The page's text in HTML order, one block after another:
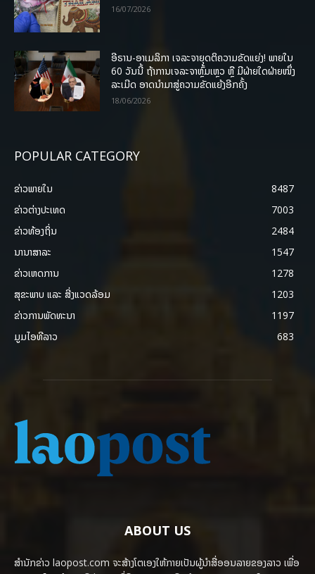
16/07/2026
ອີຣານ-ອາເມລິກາ ເຈລະຈາຍຸດຕິຄວາມຂັດແຍ່ງ! ພາຍໃນ
60 ວັນນີ້ ຖ້າການເຈລະຈາຫຼົ້ມເຫຼວ ຫຼື ມີຝ່າຍໃດຝ່າຍໜຶ່ງ
ລະເມີດ ອາດນໍາມາສູ່ຄວາມຂັດແຍ້ງອີກຄັ້ງ
18/06/2026
POPULAR CATEGORY
ຂ່າວພາຍ​ໃນ
8487
ຂ່າວຕ່າງປະເທດ
7003
ຂ່າວທ້ອງຖິ່ນ
2484
ນານາສາລະ
1547
ຂ່າວເຫດການ
1278
ສຸຂະພາບ ແລະ ສີ່ງແວດລ້ອມ
1203
ຂ່າວການພັດທະນາ
1197
ມູມໄອທີລາວ
683
ABOUT US
ສຳນັກຂ່າວ laopost.com ຈະສ້າງໂຕເອງໃຫ້ກາຍເປັນຜູ້ນຳສື່ອອນລາຍຂອງລາວ ເພື່ອ